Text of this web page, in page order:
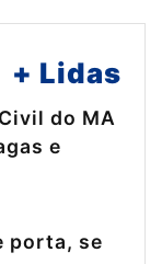
+ Lidas
do MA
e
porta, se